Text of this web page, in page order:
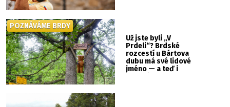
Už jste byli „V
Prdeli“? Brdské
rozcestí u Bártova
dubu má své lidové
jméno — a teď i
POZNÁVÁME BRDY